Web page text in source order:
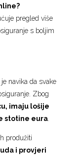
pregled više
s boljim
je navika da svake
Zbog
imaju lošije
stotine eura.
produžiti
i provjeri